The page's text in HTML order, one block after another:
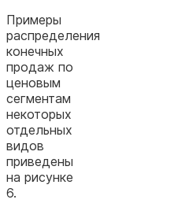
Примеры
распределения
конечных
продаж по
ценовым
сегментам
некоторых
отдельных
видов
приведены
на рисунке
6.